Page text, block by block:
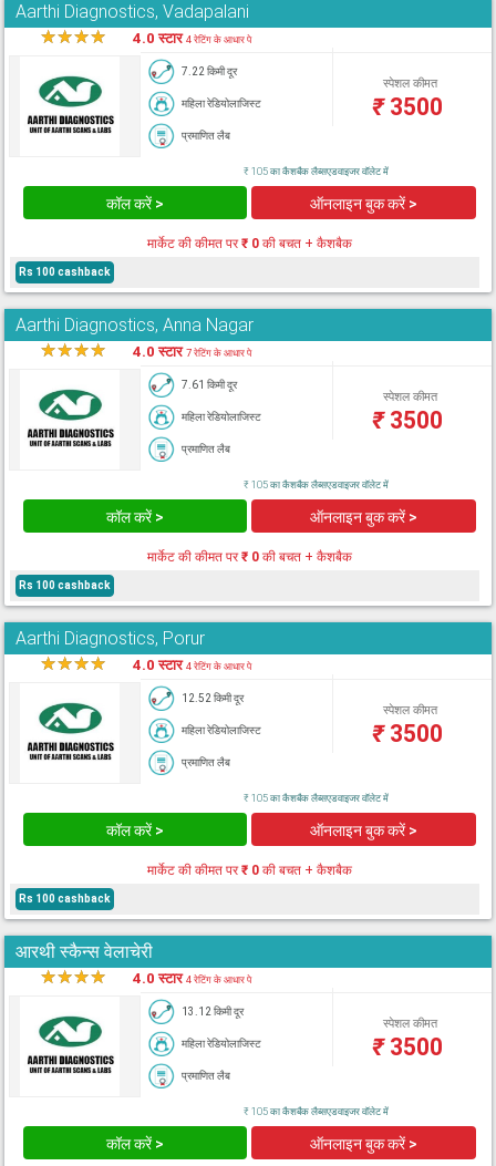
Aarthi Diagnostics, Vadapalani
★★★★ 4.0 स्टार4 रेटिंग के आधार पे
7.22 किमी दूर
महिला रेडियोलाजिस्ट
प्रमाणित लैब
स्पेशल कीमत
₹3500
₹ 105 का कैशबैक लैब्सएडवाइजर वॉलेट में
कॉल करें > ऑनलाइन बुक करें >
मार्केट की कीमत पर₹ 0की बचत + कैशबैक
Rs 100 cashback
Aarthi Diagnostics, Anna Nagar
★★★★ 4.0 स्टार7 रेटिंग के आधार पे
7.61 किमी दूर
महिला रेडियोलाजिस्ट
प्रमाणित लैब
स्पेशल कीमत
₹3500
₹ 105 का कैशबैक लैब्सएडवाइजर वॉलेट में
कॉल करें > ऑनलाइन बुक करें >
मार्केट की कीमत पर₹ 0की बचत + कैशबैक
Rs 100 cashback
Aarthi Diagnostics, Porur
★★★★ 4.0 स्टार4 रेटिंग के आधार पे
12.52 किमी दूर
महिला रेडियोलाजिस्ट
प्रमाणित लैब
स्पेशल कीमत
₹3500
₹ 105 का कैशबैक लैब्सएडवाइजर वॉलेट में
कॉल करें > ऑनलाइन बुक करें >
मार्केट की कीमत पर₹ 0की बचत + कैशबैक
Rs 100 cashback
आरथी स्कैन्स वेलाचेरी
★★★★ 4.0 स्टार4 रेटिंग के आधार पे
13.12 किमी दूर
महिला रेडियोलाजिस्ट
प्रमाणित लैब
स्पेशल कीमत
₹3500
₹ 105 का कैशबैक लैब्सएडवाइजर वॉलेट में
कॉल करें > ऑनलाइन बुक करें >